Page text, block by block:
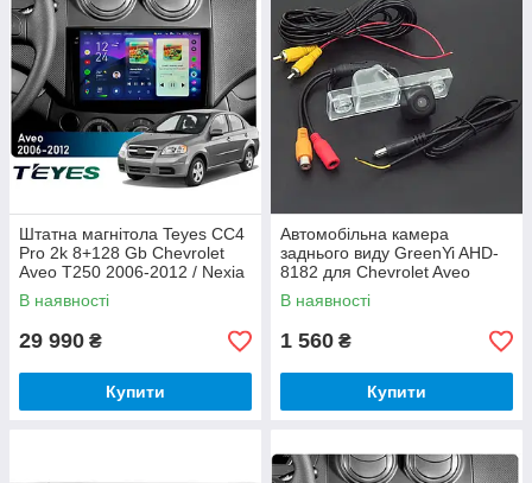
Штатна магнітола Teyes CC4
Pro 2k 8+128 Gb Chevrolet
Aveo T250 2006-2012 / Nexia
1 2020-2022 9"
В наявності
29 990 ₴
Купити
Автомобільна камера
заднього виду GreenYi AHD-
8182 для Chevrolet Aveo
Cruze Buick Lacrosse
В наявності
1 560 ₴
Купити